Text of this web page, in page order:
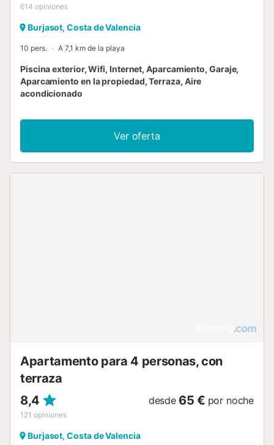
614 opiniones
Burjasot, Costa de Valencia
10 pers. A 7,1 km de la playa
Piscina exterior, Wifi, Internet, Aparcamiento, Garaje,
Aparcamiento en la propiedad, Terraza, Aire
acondicionado
Ver oferta
Apartamento para 4 personas, con
terraza
8,4
121 opiniones
desde 65 € por noche
Burjasot, Costa de Valencia